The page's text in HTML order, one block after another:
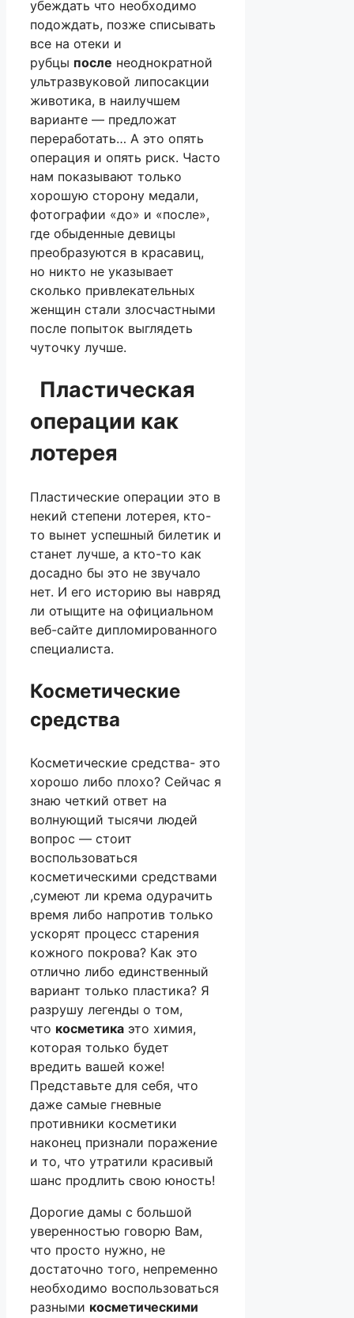
убеждать что необходимо
подождать, позже списывать
все на отеки и
рубцы после неоднократной
ультразвуковой липосакции
животика, в наилучшем
варианте — предложат
переработать… А это опять
операция и опять риск. Часто
нам показывают только
хорошую сторону медали,
фотографии «до» и «после»,
где обыденные девицы
преобразуются в красавиц,
но никто не указывает
сколько привлекательных
женщин стали злосчастными
после попыток выглядеть
чуточку лучше.
Пластическая
операции как
лотерея
Пластические операции это в
некий степени лотерея, кто-
то вынет успешный билетик и
станет лучше, а кто-то как
досадно бы это не звучало
нет. И его историю вы навряд
ли отыщите на официальном
веб-сайте дипломированного
специалиста.
Косметические
средства
Косметические средства- это
хорошо либо плохо? Сейчас я
знаю четкий ответ на
волнующий тысячи людей
вопрос — стоит
воспользоваться
косметическими средствами
,сумеют ли крема одурачить
время либо напротив только
ускорят процесс старения
кожного покрова? Как это
отлично либо единственный
вариант только пластика? Я
разрушу легенды о том,
что косметика это химия,
которая только будет
вредить вашей коже!
Представьте для себя, что
даже самые гневные
противники косметики
наконец признали поражение
и то, что утратили красивый
шанс продлить свою юность!
Дорогие дамы с большой
уверенностью говорю Вам,
что просто нужно, не
достаточно того, непременно
необходимо воспользоваться
разными косметическими